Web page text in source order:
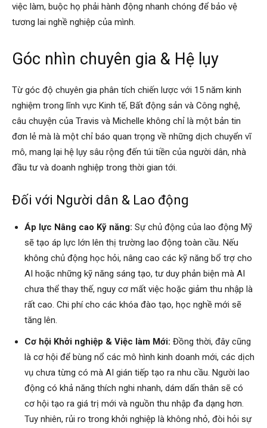
việc làm, buộc họ phải hành động nhanh chóng để bảo vệ
tương lai nghề nghiệp của mình.
Góc nhìn chuyên gia & Hệ lụy
Từ góc độ chuyên gia phân tích chiến lược với 15 năm kinh
nghiệm trong lĩnh vực Kinh tế, Bất động sản và Công nghệ,
câu chuyện của Travis và Michelle không chỉ là một bản tin
đơn lẻ mà là một chỉ báo quan trọng về những dịch chuyển vĩ
mô, mang lại hệ lụy sâu rộng đến túi tiền của người dân, nhà
đầu tư và doanh nghiệp trong thời gian tới.
Đối với Người dân & Lao động
Áp lực Nâng cao Kỹ năng: Sự chủ động của lao động Mỹ
sẽ tạo áp lực lớn lên thị trường lao động toàn cầu. Nếu
không chủ động học hỏi, nâng cao các kỹ năng bổ trợ cho
AI hoặc những kỹ năng sáng tạo, tư duy phản biện mà AI
chưa thể thay thế, nguy cơ mất việc hoặc giảm thu nhập là
rất cao. Chi phí cho các khóa đào tạo, học nghề mới sẽ
tăng lên.
Cơ hội Khởi nghiệp & Việc làm Mới: Đồng thời, đây cũng
là cơ hội để bùng nổ các mô hình kinh doanh mới, các dịch
vụ chưa từng có mà AI gián tiếp tạo ra nhu cầu. Người lao
động có khả năng thích nghi nhanh, dám dấn thân sẽ có
cơ hội tạo ra giá trị mới và nguồn thu nhập đa dạng hơn.
Tuy nhiên, rủi ro trong khởi nghiệp là không nhỏ, đòi hỏi sự